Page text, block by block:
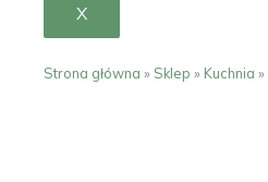
X
Strona główna » Sklep » Kuchnia »